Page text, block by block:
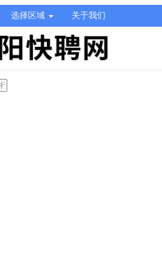
选择区域 关于我们